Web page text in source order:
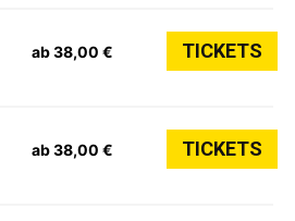
ab 38,00 € TICKETS
ab 38,00 € TICKETS